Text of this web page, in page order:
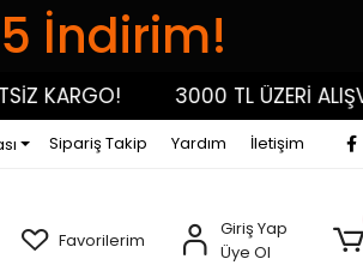
İndirim!
KARGO! 3000 TL ÜZERİ
Sipariş Takip Yardım İletişim
Favorilerim
Giriş Yap
Üye Ol